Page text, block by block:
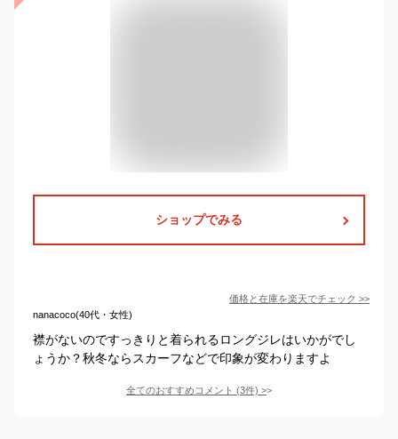
ショップでみる
価格と在庫を楽天でチェック >>
nanacoco(40代・女性)
襟がないのですっきりと着られるロングジレはいかがでし
ょうか？秋冬ならスカーフなどで印象が変わりますよ
全てのおすすめコメント (3件) >